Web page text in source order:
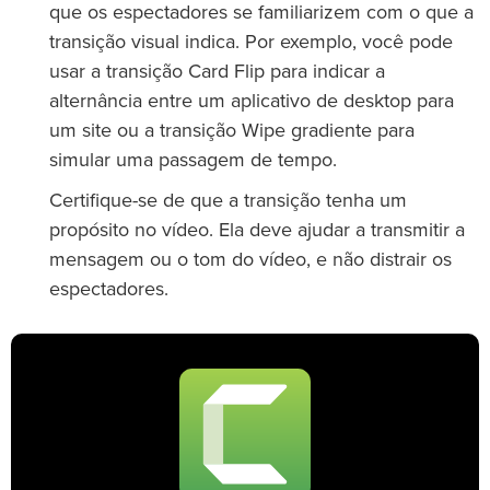
que os espectadores se familiarizem com o que a
transição visual indica. Por exemplo, você pode
usar a transição Card Flip para indicar a
alternância entre um aplicativo de desktop para
um site ou a transição Wipe gradiente para
simular uma passagem de tempo.
Certifique-se de que a transição tenha um
propósito no vídeo. Ela deve ajudar a transmitir a
mensagem ou o tom do vídeo, e não distrair os
espectadores.